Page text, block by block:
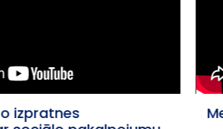
Meža diena 2025